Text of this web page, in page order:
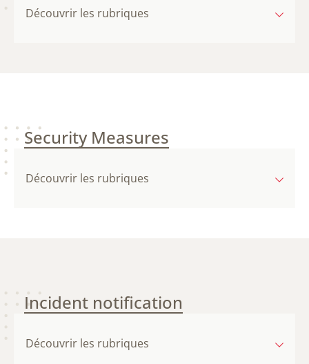
Découvrir les rubriques
Security Measures
Découvrir les rubriques
Incident notification
Découvrir les rubriques